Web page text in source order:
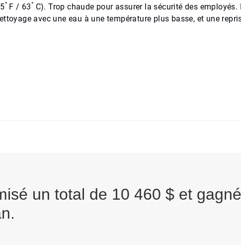
° F / 63° C). Trop chaude pour assurer la sécurité des employés.
avec une eau à une température plus basse, et une
un total de 10 460 $ et